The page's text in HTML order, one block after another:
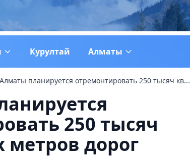
Курултай Алматы
планируется отремонтировать 250 тысяч кв...
250 тысяч
метров дорог